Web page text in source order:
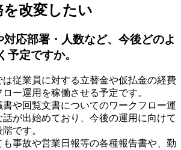
改変したい
応部署・人数など、今後どのよ
予定ですか。
従業員に対する立替金や仮払金の経費
ー運用を稼働させる予定です。
書や回覧文書についてのワークフロー運
が出始めており、今後の運用に向けて
です。
事故や営業日報等の各種報告書や、勤